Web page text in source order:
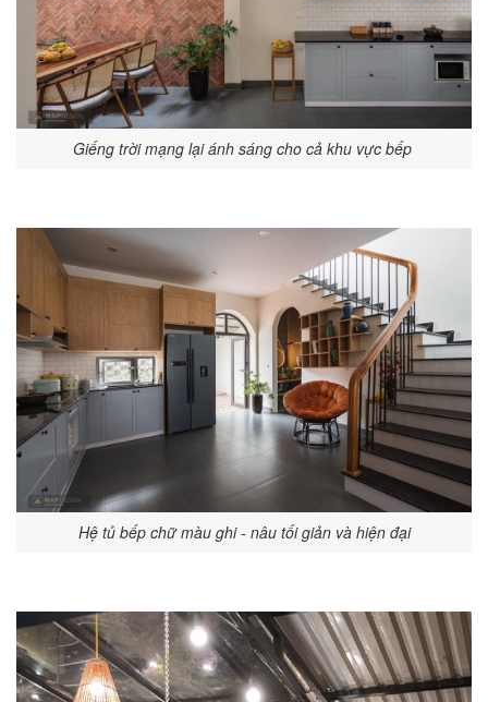
Giếng trời mạng lại ánh sáng cho cả khu vực bếp
Hệ tủ bếp chữ màu ghi - nâu tối giản và hiện đại